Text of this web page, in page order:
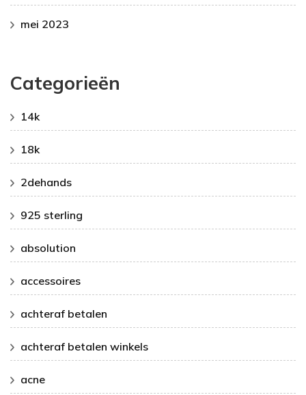
mei 2023
Categorieën
14k
18k
2dehands
925 sterling
absolution
accessoires
achteraf betalen
achteraf betalen winkels
acne